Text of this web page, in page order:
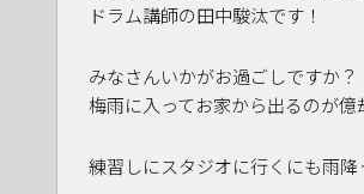
ドラム講師の田中駿汰です！
みなさんいかがお過ごしですか？
梅雨に入ってお家から出るのが
練習しにスタジオに行くにも雨降